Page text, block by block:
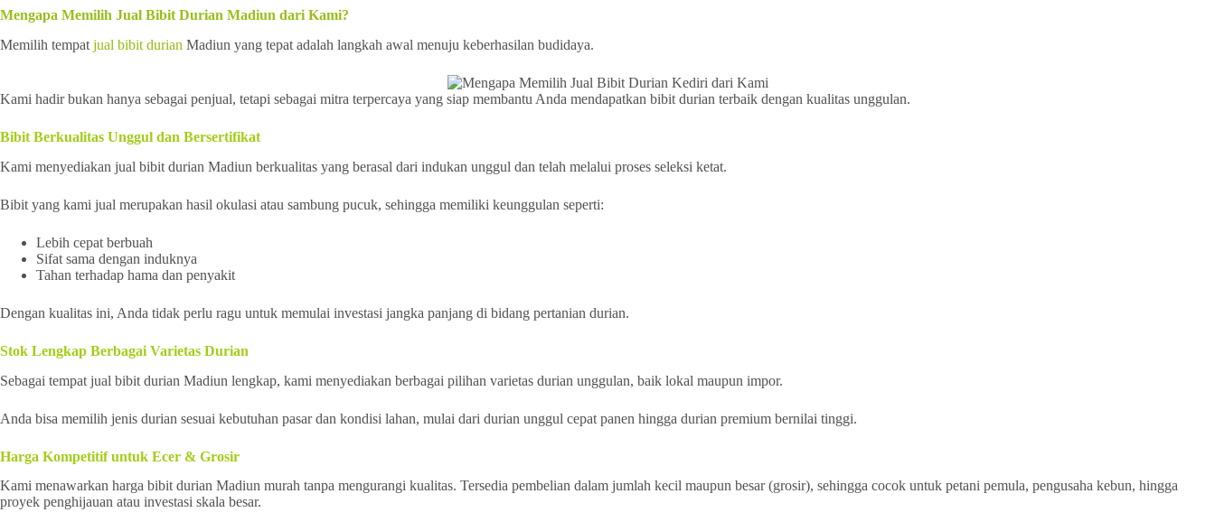
Mengapa Memilih Jual Bibit Durian Madiun dari Kami?
Memilih tempat jual bibit durian Madiun yang tepat adalah langkah awal menuju keberhasilan budidaya.
Kami hadir bukan hanya sebagai penjual, tetapi sebagai mitra terpercaya yang siap membantu Anda mendapatkan bibit durian terbaik dengan kualitas unggulan.
Bibit Berkualitas Unggul dan Bersertifikat
Kami menyediakan jual bibit durian Madiun berkualitas yang berasal dari indukan unggul dan telah melalui proses seleksi ketat.
Bibit yang kami jual merupakan hasil okulasi atau sambung pucuk, sehingga memiliki keunggulan seperti:
Lebih cepat berbuah
Sifat sama dengan induknya
Tahan terhadap hama dan penyakit
Dengan kualitas ini, Anda tidak perlu ragu untuk memulai investasi jangka panjang di bidang pertanian durian.
Stok Lengkap Berbagai Varietas Durian
Sebagai tempat jual bibit durian Madiun lengkap, kami menyediakan berbagai pilihan varietas durian unggulan, baik lokal maupun impor.
Anda bisa memilih jenis durian sesuai kebutuhan pasar dan kondisi lahan, mulai dari durian unggul cepat panen hingga durian premium bernilai tinggi.
Harga Kompetitif untuk Ecer & Grosir
Kami menawarkan harga bibit durian Madiun murah tanpa mengurangi kualitas. Tersedia pembelian dalam jumlah kecil maupun besar (grosir), sehingga cocok untuk petani pemula, pengusaha kebun, hingga
proyek penghijauan atau investasi skala besar.